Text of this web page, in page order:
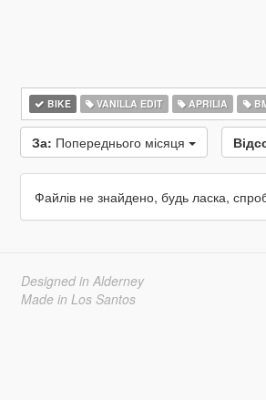
BIKE VANILLA EDIT APRILIA
За: Попереднього місяця
Файлів не знайдено, будь ласка,
Designed in Alderney
Made in Los Santos